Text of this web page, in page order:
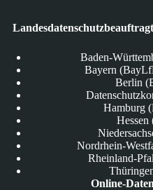
Baden-
Bayern
Berlin
Hamburg
Nordrhein-
Rheinland-
Online-